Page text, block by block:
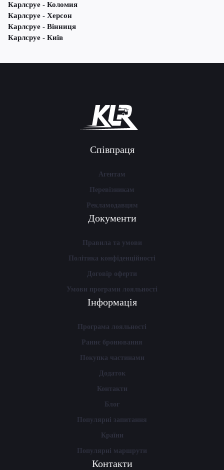
Карлсруе - Коломия
Карлсруе - Херсон
Карлсруе - Вінниця
Карлсруе - Київ
Співпраця
Агентам
Перевізникам
Рекламодавцям
Документи
Правила та умови
Політика конфіденційності
Договір оферти
Умови програми лояльності
Інформація
Програма лояльності
Раннє бронювання
Покупка частинами
Додаток
Контакти
Блог
Популярні запитання
Країни
Популярні маршрути
Контакти